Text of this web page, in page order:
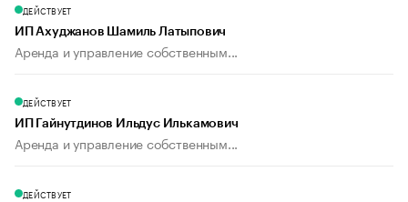
ДЕЙСТВУЕТ
ИП Ахуджанов Шамиль Латыпович
Аренда и управление собственным...
ДЕЙСТВУЕТ
ИП Гайнутдинов Ильдус Илькамович
Аренда и управление собственным...
ДЕЙСТВУЕТ